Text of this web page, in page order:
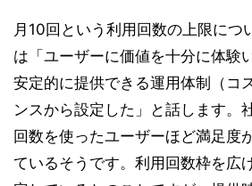
月10回という利用回数の上限につ
は「ユーザーに価値を十分に体験
安定的に提供できる運用体制（コ
ンスから設定した」と話します。
回数を使ったユーザーほど満足度
ているそうです。利用回数枠を広